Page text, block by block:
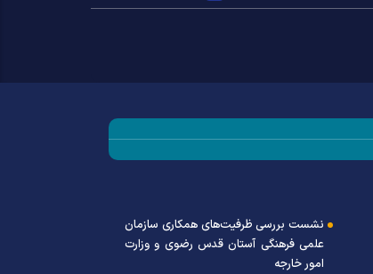
نشست بررسی ظرفیت‌های همکاری سازمان
علمی فرهنگی آستان قدس رضوی و وزارت
امور خارجه